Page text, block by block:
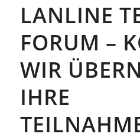
LANLINE
FORUM –
WIR
IHRE